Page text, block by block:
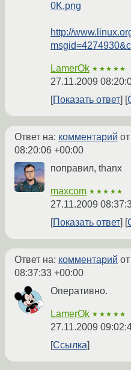
0K.png
http://
LamerOk ★★★★★
27.11.2009
Показать ответ
Ответ на: комментарий
08:20:06 +00:00
поправил, thanx
maxcom ★★★★★
27.11.2009
Показать ответ
Ответ на: комментарий
08:37:33 +00:00
Оперативно.
LamerOk ★★★★★
27.11.2009
Ссылка